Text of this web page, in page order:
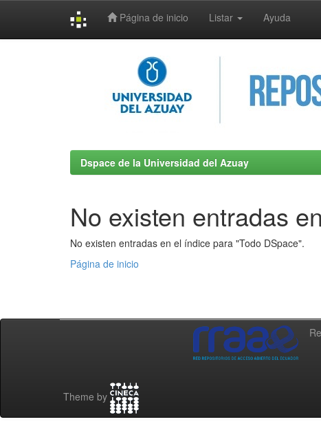
Página de inicio Listar Ayuda
Dspace de la Universidad del Azuay
No existen entradas
No existen entradas en el índice para "Todo DSpace".
Página de inicio
Theme by